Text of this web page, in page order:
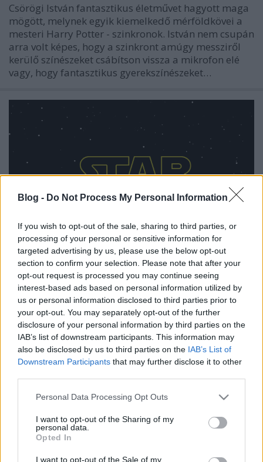
Blog - Do Not Process My Personal Information
If you wish to opt-out of the sale, sharing to third parties, or
processing of your personal or sensitive information for
targeted advertising by us, please use the below opt-out
section to confirm your selection. Please note that after your
opt-out request is processed you may continue seeing
interest-based ads based on personal information utilized by
us or personal information disclosed to third parties prior to
your opt-out. You may separately opt-out of the further
disclosure of your personal information by third parties on the
IAB’s list of downstream participants. This information may
also be disclosed by us to third parties on the IAB’s List of
Downstream Participants that may further disclose it to other
Please note that this website/app uses one or more Google
not limited to your visit or usage behaviour. You may click to
grant or deny consent to Google and its third-party tags to
use your data for below specified purposes in below Google
consent section.
Personal Data Processing Opt Outs
I want to opt-out of the Sharing of my
personal data.
Opted In
I want to opt-out of the Sale of my
Csörögi István fantasztikus életművet hagyott maga
mögött, melynek egyik kiemelkedő mérföldkövei a
mesteri Harry Potter - szinkronok. István nem csupán
arra volt képes, hogy a szinkront amúgy messziről
kerülő színészeket csábítson vissza a mikrofon elé
vagy, hogy fantasztikus gyerekszínészeket…
Star Wars - Az Ébredő Erő -
szinkronkritika (minimális
SPOILEREKKEL)
merlinicus• 2015. december 19.
Ezt is megértük! Úgy tűnik, hogy mégsem csak a
George Lucas-i úton közelíthető meg a régi Csillagok
háborúja filmek világa. Itt nincsen "visszafelé fejődő"
technológia, csak a régi ütött-kopott roncsok,
jelentősen kevesebb CGI és sokkal több maszk,
smink és gumiszörny. De…